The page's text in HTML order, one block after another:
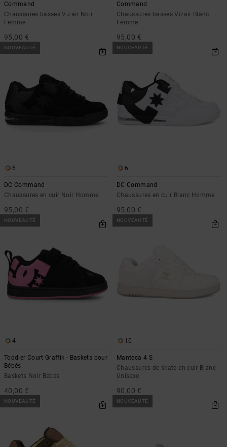
Command
Chaussures basses Vizair Noir
Femme
95,00 €
Command
Chaussures basses Vizair Blanc
Femme
95,00 €
NOUVEAUTÉ
6
DC Command
Chaussures en cuir Noir Homme
95,00 €
NOUVEAUTÉ
6
DC Command
Chaussures en cuir Blanc Homme
95,00 €
NOUVEAUTÉ
4
Toddler Court Graffik - Baskets pour
Bébés
Baskets Noir Bébés
40,00 €
NOUVEAUTÉ
10
Manteca 4 S
Chaussures de skate en cuir Blanc
Unisexe
90,00 €
NOUVEAUTÉ NOUVEAUTÉ